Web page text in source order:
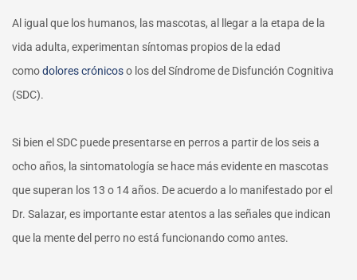
Al igual que los humanos, las mascotas, al llegar a la etapa de la
vida adulta, experimentan síntomas propios de la edad
comodolores crónicoso los del Síndrome de Disfunción Cognitiva
(SDC).
Si bien el SDC puede presentarse en perros a partir de los seis a
ocho años, la sintomatología se hace más evidente en mascotas
que superan los 13 o 14 años. De acuerdo a lo manifestado por el
Dr. Salazar, es importante estar atentos a las señales que indican
que la mente del perro no está funcionando como antes.